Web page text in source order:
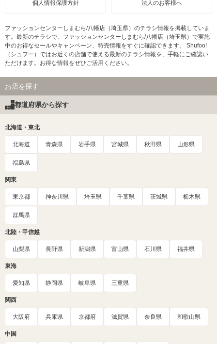
個人情報保護方針 法人のお客様へ
ファッションセンターしまむら/八幡店（埼玉県）のチラシ情報を掲載していま
す。最新のチラシで、ファッションセンターしまむら/八幡店（埼玉県）で実施
中のお得なセールやキャンペーン、特売情報をすぐに確認できます。 Shufoo!
（シュフー）ではお近くの店舗で使える最新のチラシ情報を、手軽にご確認い
ただけます。お得な情報をぜひご活用ください。
お店を探す
都道府県から探す
北海道・東北
北海道 青森県 岩手県 宮城県 秋田県 山形県
福島県
関東
東京都 神奈川県 埼玉県 千葉県 茨城県 栃木県
群馬県
北陸・甲信越
山梨県 長野県 新潟県 富山県 石川県 福井県
東海
愛知県 静岡県 岐阜県 三重県
関西
大阪府 兵庫県 京都府 滋賀県 奈良県 和歌山県
中国